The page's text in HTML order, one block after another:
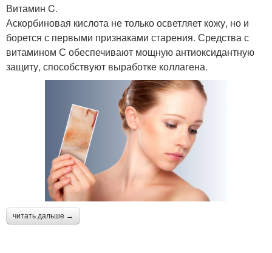
Витамин C.
Аскорбиновая кислота не только осветляет кожу, но и
борется с первыми признаками старения. Средства с
витамином С обеспечивают мощную антиоксидантную
защиту, способствуют выработке коллагена.
читать дальше →